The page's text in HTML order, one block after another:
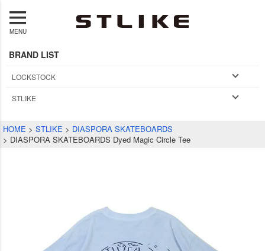
MENU
BRAND LIST
LOCKSTOCK
STLIKE
HOME STLIKE
DIASPORA SKATEBOARDS
DIASPORA SKATEBOARDS Dyed Magic Circle Tee